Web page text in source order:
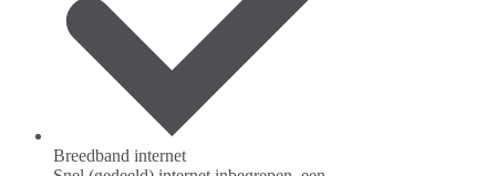
Breedband internet